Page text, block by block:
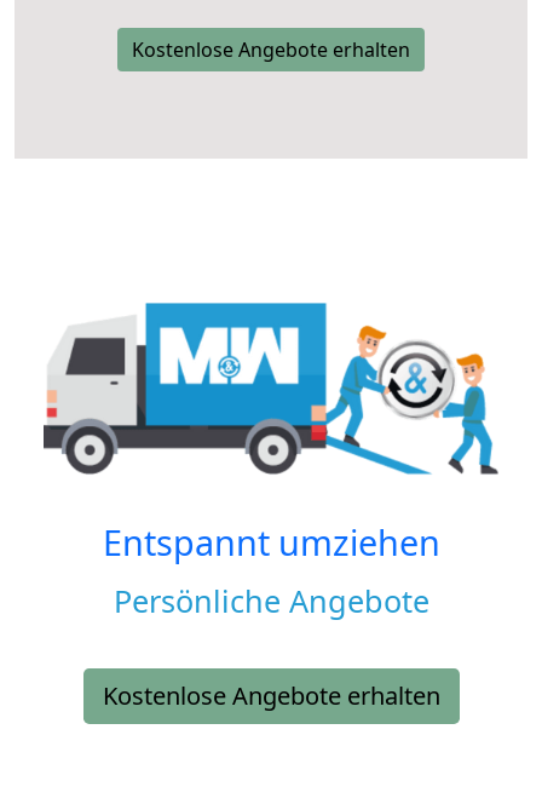
Kostenlose Angebote erhalten
Entspannt umziehen
Persönliche Angebote
Kostenlose Angebote erhalten